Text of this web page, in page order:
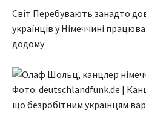
Світ Перебувають занадто
українців у Німеччині
додому
Фото: deutschlandfunk.de |
що безробітним українцям